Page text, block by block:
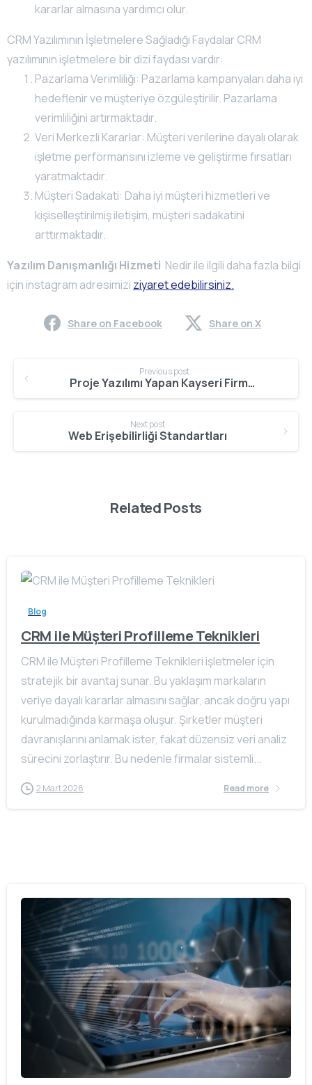
kararlar almasına yardımcı olur.
CRM Yazılımının İşletmelere Sağladığı Faydalar CRM
yazılımının işletmelere bir dizi faydası vardır:
Pazarlama Verimliliği: Pazarlama kampanyaları daha iyi
hedeflenir ve müşteriye özgüleştirilir. Pazarlama
verimliliğini artırmaktadır.
Veri Merkezli Kararlar: Müşteri verilerine dayalı olarak
işletme performansını izleme ve geliştirme fırsatları
yaratmaktadır.
Müşteri Sadakati: Daha iyi müşteri hizmetleri ve
kişiselleştirilmiş iletişim, müşteri sadakatini
arttırmaktadır.
Yazılım Danışmanlığı Hizmeti Nedir ile ilgili daha fazla bilgi
için instagram adresimizi ziyaret edebilirsiniz.
Share on Facebook Share on X
Reading
Previous post
Proje Yazılımı Yapan Kayseri Firmalar
Next post
Web Erişebilirliği Standartları
Related Posts
Blog
CRM ile Müşteri Profilleme Teknikleri
CRM ile Müşteri Profilleme Teknikleri işletmeler için
stratejik bir avantaj sunar. Bu yaklaşım markaların
veriye dayalı kararlar almasını sağlar, ancak doğru yapı
kurulmadığında karmaşa oluşur. Şirketler müşteri
davranışlarını anlamak ister, fakat düzensiz veri analiz
sürecini zorlaştırır. Bu nedenle firmalar sistemli...
2 Mart 2026 Read more